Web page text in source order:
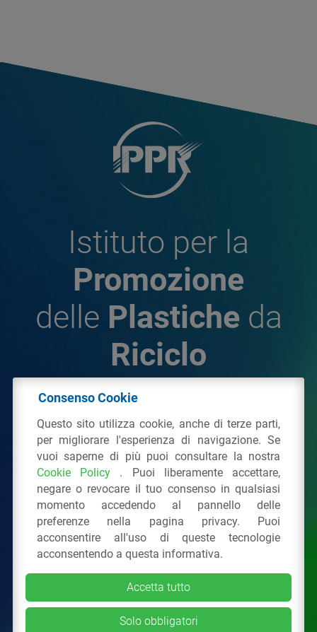
Istituto per la
Promozione
delle Plastiche da
Riciclo
Plastiche da Riciclo
C.F. 97381090154
Via San Vittore 36 20123Milano (MI)
Tel.: 02 43928225.
Tutti i diritti riservati Privacy Policy &Cookie
Consenso Cookie
Questo sito utilizza cookie, anche di terze parti,
per migliorare l'esperienza di navigazione. Se
vuoi saperne di più puoi consultare la nostra
Cookie Policy . Puoi liberamente accettare,
negare o revocare il tuo consenso in qualsiasi
momento accedendo al pannello delle
preferenze nella pagina privacy. Puoi
acconsentire all'uso di queste tecnologie
acconsentendo a questa informativa.
Accetta tutto
Solo obbligatori